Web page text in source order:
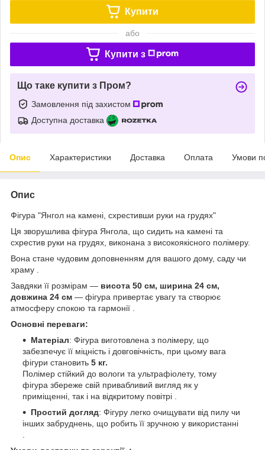
Купити
або
Купити з
Що таке купити з Пром?
Замовлення під захистом
Доступна доставка
Опис Характеристики Доставка Оплата Умови
Опис
Фігура "Янгол на камені, схрестивши руки на грудях"
Ця зворушлива фігура Янгола, що сидить на камені та
схрестив руки на грудях, виконана з високоякісного полімеру.
Вона стане чудовим доповненням для вашого дому, саду чи
храму .
Завдяки її розмірам — висота 50 см, ширина 24 см,
довжина 24 см — фігура привертає увагу та створює
атмосферу спокою та гармонії .
Основні переваги:
Матеріал: Фігура виготовлена з полімеру, що
забезпечує її міцність і довговічність, при цьому вага
фігури становить 5 кг.
Полімер стійкий до вологи та ультрафіолету, тому
фігура збереже свій привабливий вигляд як у
приміщенні, так і на відкритому повітрі .
Простий догляд: Фігуру легко очищувати від пилу чи
інших забруднень, що робить її зручною у використанні